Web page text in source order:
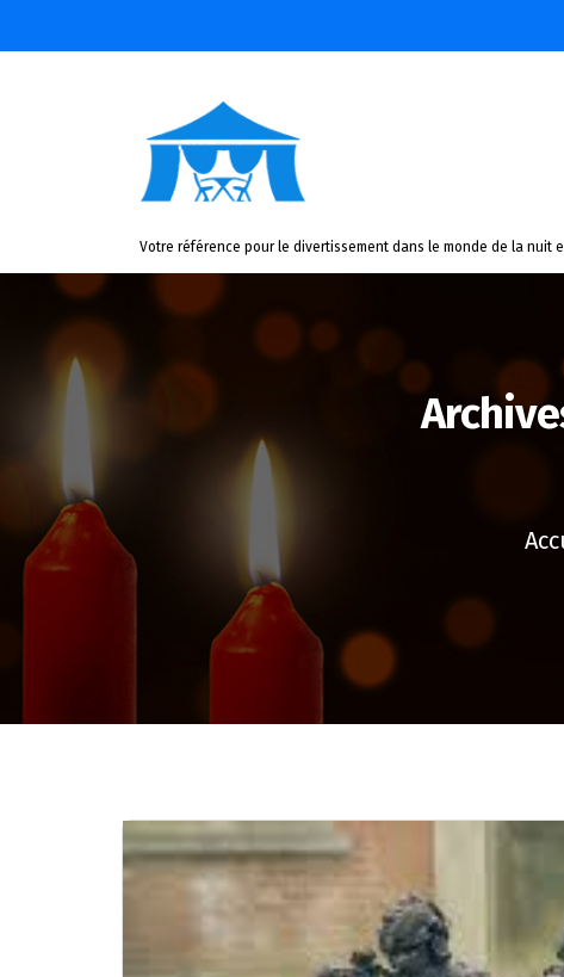
Votre référence pour le divertissement dans le monde de la nuit